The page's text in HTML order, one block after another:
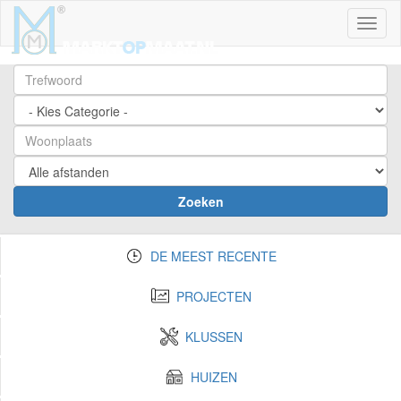
Zoeken
DE MEEST RECENTE
PROJECTEN
KLUSSEN
HUIZEN